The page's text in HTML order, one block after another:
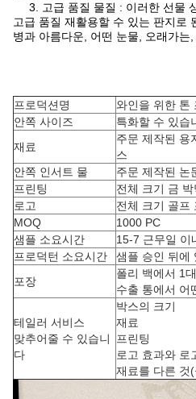
3. 고급 품질 물질 : 이러한 선물
고급 품질 재활용할 수 있는 판지로
병과 아름다운, 어떤 눈물, 오래가는
프로덕션명
와인을 위한 톤
안쪽 사이즈
특화할 수 있습
재료
주문 제작된 용
스
안쪽 인서트 물
주문 제작된 논
프린팅
전체 크기 금
로고
전체 크기 골프
MOQ
1000 PC
샘플 소요시간
15-7 근무일 이
프로덕턴 소요시간
샘플 승인 뒤에
포장
폴리 백에서 1
수출 통에서 어
테일러 서비스
맞추어줄 수 있습니
다
박스의 크기
재료
프린팅
로고 효과와 로
재료를 다른 것